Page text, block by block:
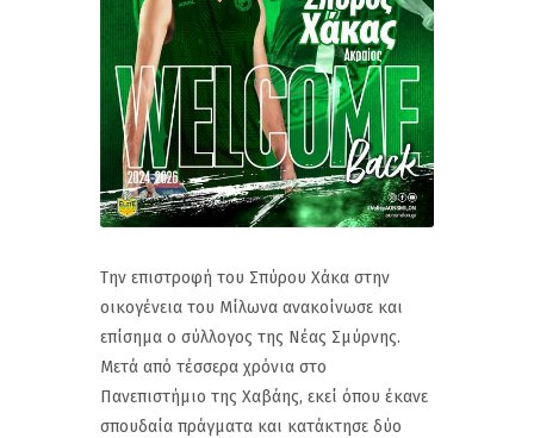
Την επιστροφή του Σπύρου Χάκα στην
οικογένεια του Μίλωνα ανακοίνωσε και
επίσημα ο σύλλογος της Νέας Σμύρνης.
Μετά από τέσσερα χρόνια στο
Πανεπιστήμιο της Χαβάης, εκεί όπου έκανε
σπουδαία πράγματα και κατάκτησε δύο